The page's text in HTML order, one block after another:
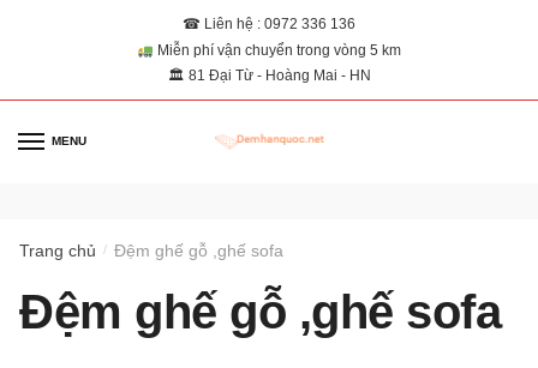
☎ Liên hệ : 0972 336 136
Miễn phí vận chuyển trong vòng 5 km
🏛 81 Đại Từ - Hoàng Mai - HN
MENU
Trang chủ / Đệm ghế gỗ ,ghế sofa
Đệm ghế gỗ ,ghế sofa